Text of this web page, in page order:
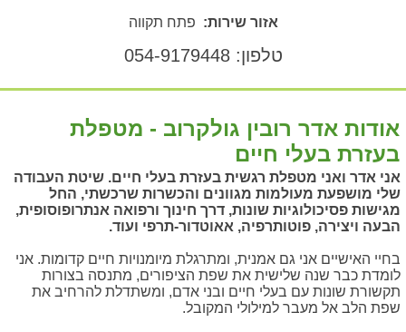
אזור שירות: פתח תקווה
טלפון: 054-9179448
אני אדר ואני מטפלת רגשית בעזרת בעלי חיים. שיטת העבודה
שלי מושפעת מעולמות מגוונים והכשרות שרכשתי, החל
מגישות פסיכולוגיות שונות, דרך חינוך ורפואה אנתרופוסופית,
הבעה ויצירה, פוטותרפיה, אאוטדור-תרפי ועוד.
בחיי האישיים אני גם אמנית, ומתרגלת מיומנויות חיים קדומות. אני
לומדת כבר שנה שלישית את שפת הציפורים, מתנסה בצורות
תקשורת שונות עם בעלי חיים ובני אדם, ומשתדלת להרחיב את
שפת הלב אל מעבר למילולי המקובל.
אודות אדר רובין גולקרוב - מטפלת
בעזרת בעלי חיים